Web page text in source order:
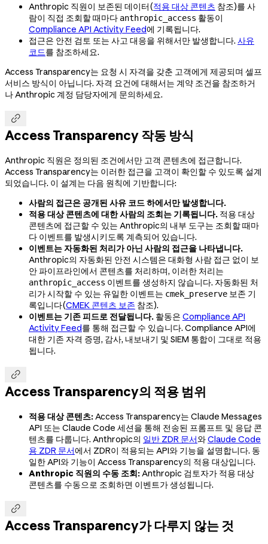
Anthropic 직원이 보존된 데이터(적용 대상 콘텐츠 참조)를 사
람이 직접 조회할 때마다 anthropic_access 활동이
Compliance API Activity Feed에 기록됩니다.
접근은 안전 검토 또는 사고 대응을 위해서만 발생합니다. 사유
코드를 참조하세요.
Access Transparency는 요청 시 자격을 갖춘 고객에게 제공되며 셀프
서비스 방식이 아닙니다. 자격 요건에 대해서는 계약 조건을 참조하거
나 Anthropic 계정 담당자에게 문의하세요.

Access Transparency 작동 방식
Anthropic 직원은 정의된 조건에서만 고객 콘텐츠에 접근합니다.
Access Transparency는 이러한 접근을 고객이 확인할 수 있도록 설계
되었습니다. 이 설계는 다음 원칙에 기반합니다:
사람의 접근은 공개된 사유 코드 하에서만 발생합니다.
적용 대상 콘텐츠에 대한 사람의 조회는 기록됩니다. 적용 대상
콘텐츠에 접근할 수 있는 Anthropic의 내부 도구는 조회할 때마
다 이벤트를 발생시키도록 계측되어 있습니다.
이벤트는 자동화된 처리가 아닌 사람의 접근을 나타냅니다.
Anthropic의 자동화된 안전 시스템은 대화형 사람 접근 없이 보
안 파이프라인에서 콘텐츠를 처리하며, 이러한 처리는
anthropic_access 이벤트를 생성하지 않습니다. 자동화된 처
리가 시작할 수 있는 유일한 이벤트는 cmek_preserve 보존 기
록입니다(CMEK 콘텐츠 보존 참조).
이벤트는 기존 피드로 전달됩니다. 활동은 Compliance API
Activity Feed를 통해 접근할 수 있습니다. Compliance API에
대한 기존 자격 증명, 감사, 내보내기 및 SIEM 통합이 그대로 적용
됩니다.

Access Transparency의 적용 범위
적용 대상 콘텐츠: Access Transparency는 Claude Messages
API 또는 Claude Code 세션을 통해 전송된 프롬프트 및 응답 콘
텐츠를 다룹니다. Anthropic의 일반 ZDR 문서와Claude Code
용 ZDR 문서에서 ZDR이 적용되는 API와 기능을 설명합니다. 동
일한 API와 기능이 Access Transparency의 적용 대상입니다.
Anthropic 직원의 수동 조회: Anthropic 검토자가 적용 대상
콘텐츠를 수동으로 조회하면 이벤트가 생성됩니다.

Access Transparency가 다루지 않는 것